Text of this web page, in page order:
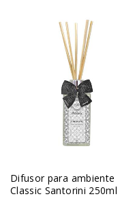
Difusor para ambiente
Classic Santorini 250ml